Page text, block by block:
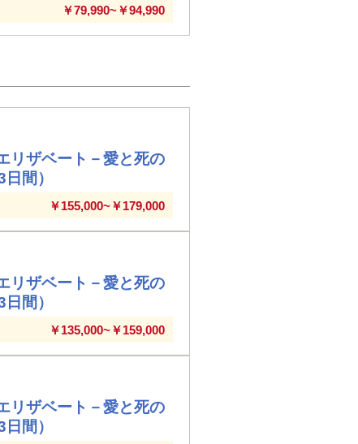
￥79,990~￥94,990
リザベート－愛と死の
間）
￥155,000~￥179,000
リザベート－愛と死の
間）
￥135,000~￥159,000
リザベート－愛と死の
間）